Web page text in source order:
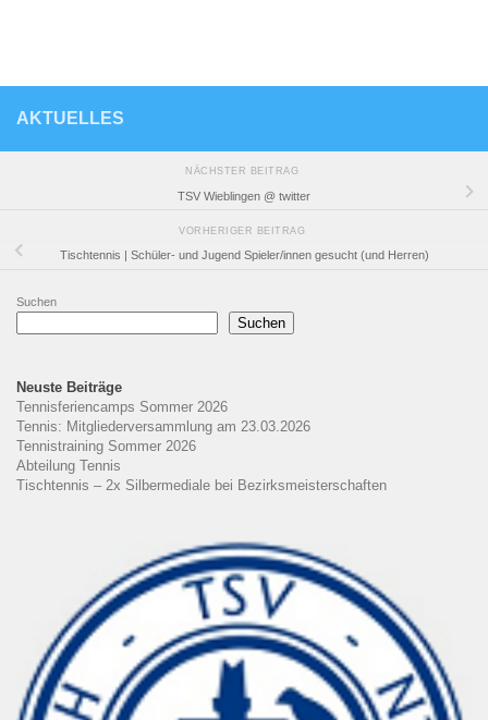
AKTUELLES
NÄCHSTER BEITRAG
TSV Wieblingen @ twitter
VORHERIGER BEITRAG
Tischtennis | Schüler- und Jugend Spieler/innen gesucht (und Herren)
Suchen
Suchen
Neuste Beiträge
Tennisferiencamps Sommer 2026
Tennis: Mitgliederversammlung am 23.03.2026
Tennistraining Sommer 2026
Abteilung Tennis
Tischtennis – 2x Silbermediale bei Bezirksmeisterschaften